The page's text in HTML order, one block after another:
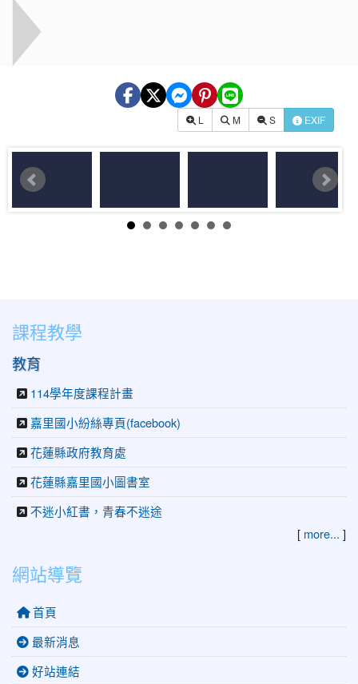
L M S EXIF
課程教學
教育
114學年度課程計畫
嘉里國小紛絲專頁(facebook)
花蓮縣政府教育處
花蓮縣嘉里國小圖書室
不迷小紅書，青春不迷途
[ more... ]
網站導覽
首頁
最新消息
好站連結